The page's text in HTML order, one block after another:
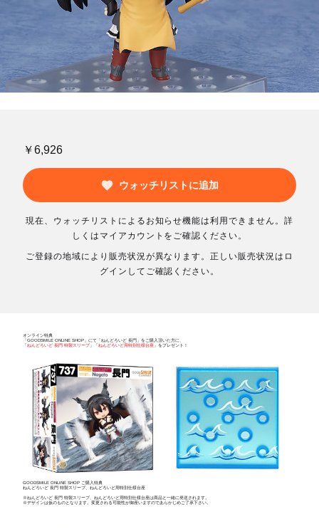
￥6,926
ウォッチリストに追加
現在、ウォッチリストによるお知らせ機能は利用できません。詳
しくはマイアカウントをご確認ください。
ご登録の地域により販売状況が異なります。正しい販売状況はロ
グインしてご確認ください。
オンライン特典
「GOODSMILE ONLINE SHOP」にて「ねんどろいど 長門」をご購入頂いた方に、
「ねんどろいど 長門 特製スリーブ 」「ねんどろいど用特別仕様台座 」をプレゼント！
GOODSMILE ONLINE SHOP ご購入特典
ねんどろいど 長門 特製スリーブ、ねんどろいど用特別仕様台座
※ねんどろいど 長門 特製スリーブ、ねんどろいど用特別仕様台座は商品と一緒に発送されます。
※デザインは仮のものとなります。変更される可能性が御座いますのであらかじめご了承下さい。